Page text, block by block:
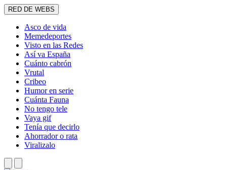
RED DE WEBS
Asco de vida
Memedeportes
Visto en las Redes
Así va España
Cuánto cabrón
Vrutal
Cribeo
Humor en serie
Cuánta Fauna
No tengo tele
Vaya gif
Tenía que decirlo
Ahorrador o rata
Viralizalo